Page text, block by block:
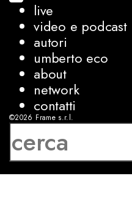
live
video e podcast
autori
umberto eco
about
network
contatti
©2026 Frame s.r.l.
P.IVA 08927250962
sviluppo:Luca Bunino